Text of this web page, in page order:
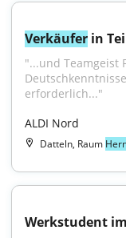
Verkäufer in
"...und Teamgeist
erforderlich..."
ALDI Nord
Datteln, Raum
Werkstudent